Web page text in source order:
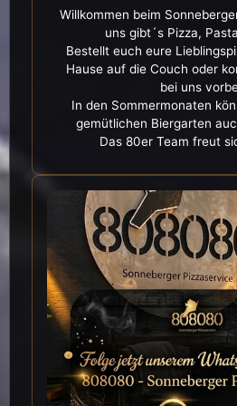
Willkommen beim
uns gibt´s Pizza,
Bestellt euch eure
Hause auf die Couch oder
bei uns
In den Sommermonaten
gemütlichen Biergarten
Das 80er Team freut